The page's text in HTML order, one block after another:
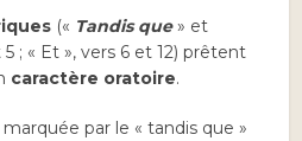
(« Tandis que» et
; « Et », vers 6 et 12) prêtent
caractère oratoire.
par le « tandis que »